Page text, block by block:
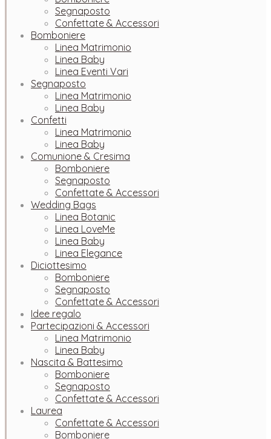
Segnaposto
Confettate & Accessori
Bomboniere
Linea Matrimonio
Linea Baby
Linea Eventi Vari
Segnaposto
Linea Matrimonio
Linea Baby
Confetti
Linea Matrimonio
Linea Baby
Comunione & Cresima
Bomboniere
Segnaposto
Confettate & Accessori
Wedding Bags
Linea Botanic
Linea LoveMe
Linea Baby
Linea Elegance
Diciottesimo
Bomboniere
Segnaposto
Confettate & Accessori
Idee regalo
Partecipazioni & Accessori
Linea Matrimonio
Linea Baby
Nascita & Battesimo
Bomboniere
Segnaposto
Confettate & Accessori
Laurea
Confettate & Accessori
Bomboniere